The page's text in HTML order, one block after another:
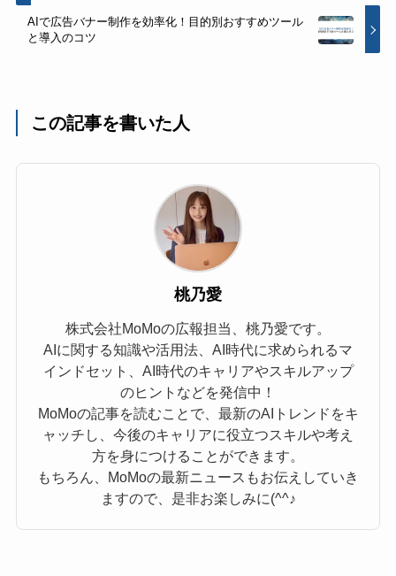
AIで広告バナー制作を効率化！目的別おすすめツール
と導入のコツ
この記事を書いた人
桃乃愛
株式会社MoMoの広報担当、桃乃愛です。
AIに関する知識や活用法、AI時代に求められるマ
インドセット、AI時代のキャリアやスキルアップ
のヒントなどを発信中！
MoMoの記事を読むことで、最新のAIトレンドをキ
ャッチし、今後のキャリアに役立つスキルや考え
方を身につけることができます。
もちろん、MoMoの最新ニュースもお伝えしていき
ますので、是非お楽しみに(^^♪